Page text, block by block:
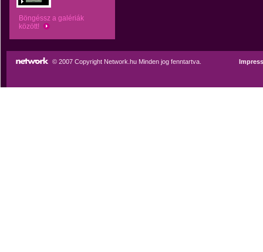
Böngéssz a galériák
között!
© 2007 Copyright Network.hu Minden jog fenntartva.